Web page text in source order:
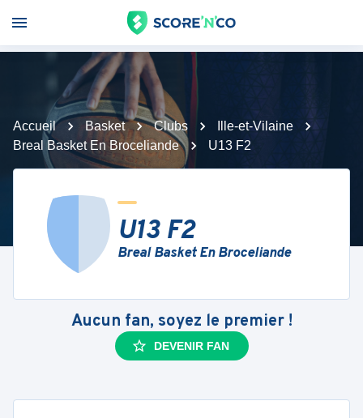
Accueil Basket Clubs
Ille-et-Vilaine
Breal Basket En Broceliande
U13 F2
U13 F2
Breal Basket En Broceliande
Aucun fan, soyez le premier !
DEVENIR FAN